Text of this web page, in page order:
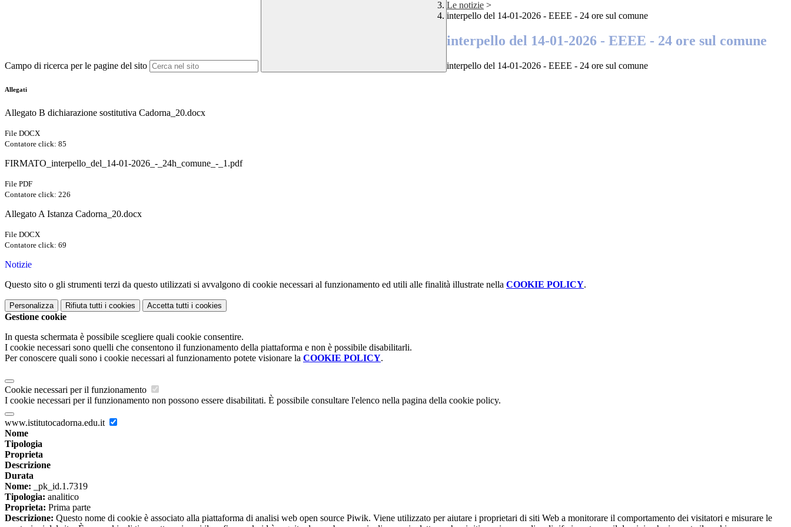
Campo di ricerca per le pagine del sito
Le notizie >
interpello del 14-01-2026 - EEEE - 24 ore sul comune
interpello del 14-01-2026 - EEEE - 24 ore sul comune
interpello del 14-01-2026 - EEEE - 24 ore sul comune
Allegati
Allegato B dichiarazione sostitutiva Cadorna_20.docx
File DOCX
Contatore click: 85
FIRMATO_interpello_del_14-01-2026_-_24h_comune_-_1.pdf
File PDF
Contatore click: 226
Allegato A Istanza Cadorna_20.docx
File DOCX
Contatore click: 69
Notizie
Questo sito o gli strumenti terzi da questo utilizzati si avvalgono di cookie necessari al funzionamento ed utili alle finalità illustrate nella COOKIE POLICY.
Personalizza Rifiuta tutti i cookies Accetta tutti i cookies
Gestione cookie
In questa schermata è possibile scegliere quali cookie consentire.
I cookie necessari sono quelli che consentono il funzionamento della piattaforma e non è possibile disabilitarli.
Per conoscere quali sono i cookie necessari al funzionamento potete visionare la COOKIE POLICY.
Cookie necessari per il funzionamento
I cookie necessari per il funzionamento non possono essere disabilitati. È possibile consultare l'elenco nella pagina della cookie policy.
www.istitutocadorna.edu.it
Nome
Tipologia
Proprieta
Descrizione
Durata
Nome: _pk_id.1.7319
Tipologia: analitico
Proprieta: Prima parte
Descrizione: Questo nome di cookie è associato alla piattaforma di analisi web open source Piwik. Viene utilizzato per aiutare i proprietari di siti Web a monitorare il comportamento dei visitatori e misurare le